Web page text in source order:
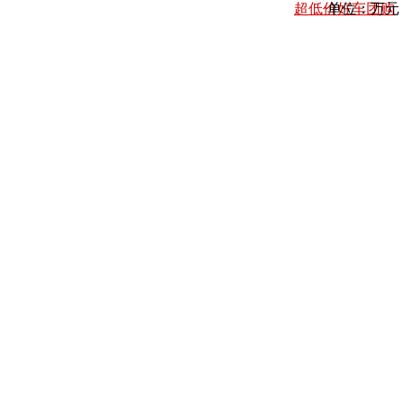
超低价好车团购
单位：万元